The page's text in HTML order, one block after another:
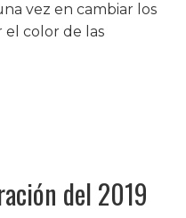
vez en cambiar los
el color de las
del 2019